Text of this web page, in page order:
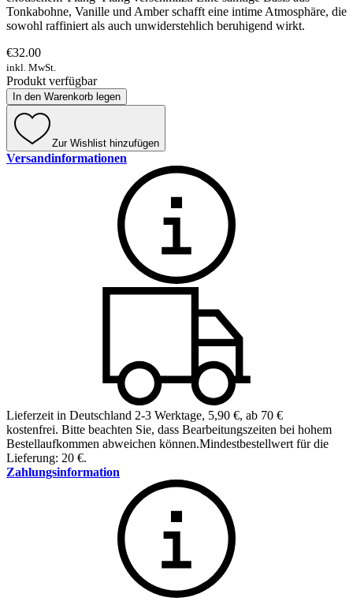
Tonkabohne, Vanille und Amber schafft eine intime Atmosphäre, die
sowohl raffiniert als auch unwiderstehlich beruhigend wirkt.
€32.00
inkl. MwSt.
Produkt verfügbar
In den Warenkorb legen
Zur Wishlist hinzufügen
Versandinformationen
Lieferzeit in Deutschland 2-3 Werktage, 5,90 €, ab 70 €
kostenfrei. Bitte beachten Sie, dass Bearbeitungszeiten bei hohem
Bestellaufkommen abweichen können.Mindestbestellwert für die
Lieferung: 20 €.
Zahlungsinformation